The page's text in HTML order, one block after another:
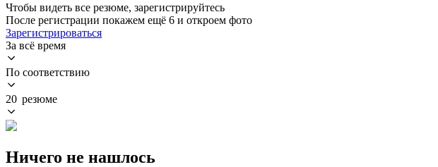
Чтобы видеть все резюме, зарегистрируйтесь
После регистрации покажем ещё 6 и откроем фото
Зарегистрироваться
За всё время
По соответствию
20 резюме
Ничего не нашлось